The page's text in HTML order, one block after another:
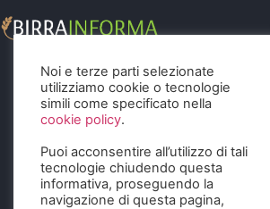
Noi e terze parti selezionate
utilizziamo cookie o tecnologie
simili come specificato nella
cookie policy.
Puoi acconsentire all’utilizzo di tali
tecnologie chiudendo questa
informativa, proseguendo la
navigazione di questa pagina,